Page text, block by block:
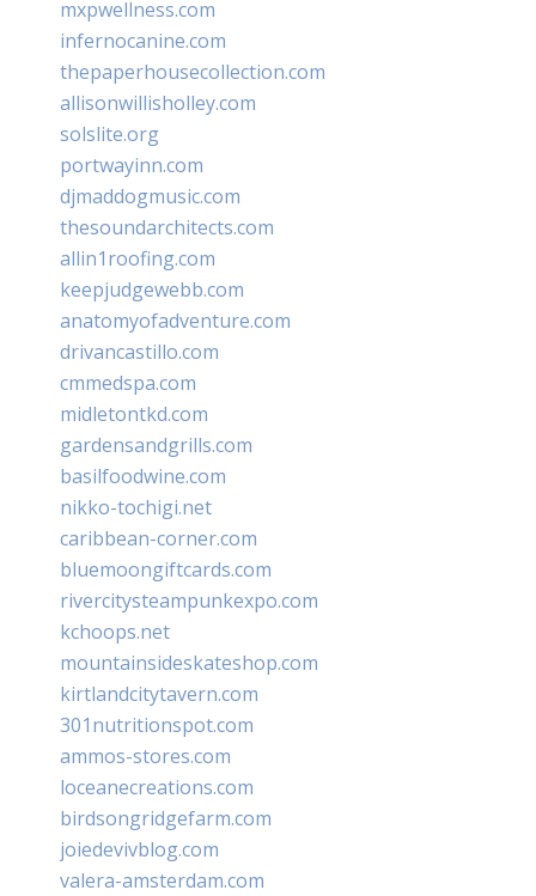
mxpwellness.com
infernocanine.com
thepaperhousecollection.com
allisonwillisholley.com
solslite.org
portwayinn.com
djmaddogmusic.com
thesoundarchitects.com
allin1roofing.com
keepjudgewebb.com
anatomyofadventure.com
drivancastillo.com
cmmedspa.com
midletontkd.com
gardensandgrills.com
basilfoodwine.com
nikko-tochigi.net
caribbean-corner.com
bluemoongiftcards.com
rivercitysteampunkexpo.com
kchoops.net
mountainsideskateshop.com
kirtlandcitytavern.com
301nutritionspot.com
ammos-stores.com
loceanecreations.com
birdsongridgefarm.com
joiedevivblog.com
valera-amsterdam.com